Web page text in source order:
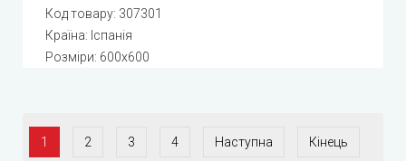
Код товару: 307301
Країна: Іспанія
Розміри: 600x600
1 2 3 4 Наступна Кінець